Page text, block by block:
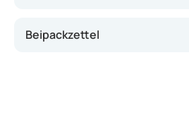
Beipackzettel